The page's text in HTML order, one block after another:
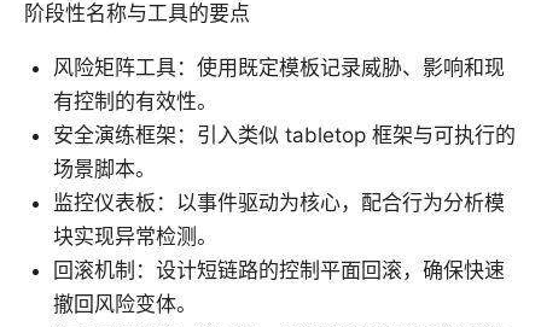
阶段性名称与工具的要点
风险矩阵工具：使用既定模板记录威胁、影响和现
有控制的有效性。
安全演练框架：引入类似 tabletop 框架与可执行的
场景脚本。
监控仪表板：以事件驱动为核心，配合行为分析模
块实现异常检测。
回滚机制：设计短链路的控制平面回滚，确保快速
撤回风险变体。